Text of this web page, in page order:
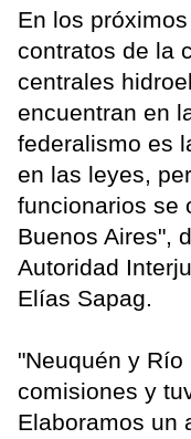
En los
contratos de la
centrales
encuentran en
federalismo es
en las leyes,
funcionarios se
Buenos Aires",
Autoridad
Elías Sapag.
"Neuquén y Río
comisiones y
Elaboramos un